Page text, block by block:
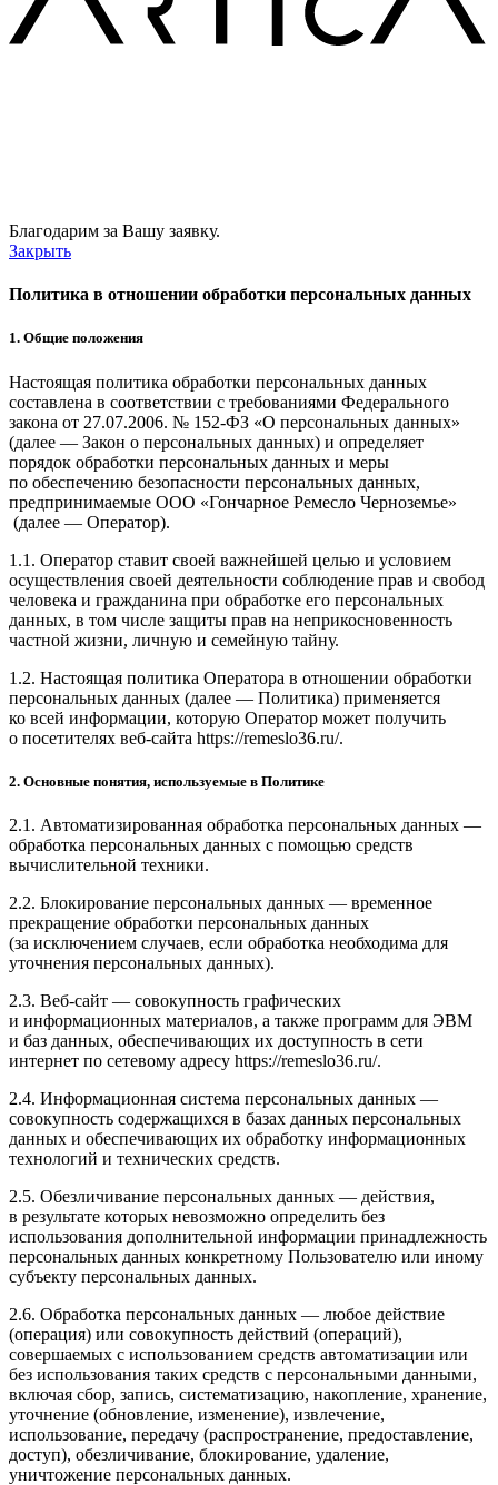
Благодарим за Вашу заявку.
Закрыть
Политика в отношении обработки персональных данных
1. Общие положения
Настоящая политика обработки персональных данных
составлена в соответствии с требованиями Федерального
закона от 27.07.2006. № 152-ФЗ «О персональных данных»
(далее — Закон о персональных данных) и определяет
порядок обработки персональных данных и меры
по обеспечению безопасности персональных данных,
предпринимаемые ООО «Гончарное Ремесло Черноземье»
(далее — Оператор).
1.1. Оператор ставит своей важнейшей целью и условием
осуществления своей деятельности соблюдение прав и свобод
человека и гражданина при обработке его персональных
данных, в том числе защиты прав на неприкосновенность
частной жизни, личную и семейную тайну.
1.2. Настоящая политика Оператора в отношении обработки
персональных данных (далее — Политика) применяется
ко всей информации, которую Оператор может получить
о посетителях веб-сайта https://remeslo36.ru/.
2. Основные понятия, используемые в Политике
2.1. Автоматизированная обработка персональных данных —
обработка персональных данных с помощью средств
вычислительной техники.
2.2. Блокирование персональных данных — временное
прекращение обработки персональных данных
(за исключением случаев, если обработка необходима для
уточнения персональных данных).
2.3. Веб-сайт — совокупность графических
и информационных материалов, а также программ для ЭВМ
и баз данных, обеспечивающих их доступность в сети
интернет по сетевому адресу https://remeslo36.ru/.
2.4. Информационная система персональных данных —
совокупность содержащихся в базах данных персональных
данных и обеспечивающих их обработку информационных
технологий и технических средств.
2.5. Обезличивание персональных данных — действия,
в результате которых невозможно определить без
использования дополнительной информации принадлежность
персональных данных конкретному Пользователю или иному
субъекту персональных данных.
2.6. Обработка персональных данных — любое действие
(операция) или совокупность действий (операций),
совершаемых с использованием средств автоматизации или
без использования таких средств с персональными данными,
включая сбор, запись, систематизацию, накопление, хранение,
уточнение (обновление, изменение), извлечение,
использование, передачу (распространение, предоставление,
доступ), обезличивание, блокирование, удаление,
уничтожение персональных данных.